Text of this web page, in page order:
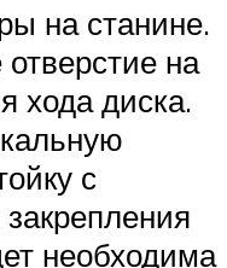
на станине.
на
хода диска.
с
необходима